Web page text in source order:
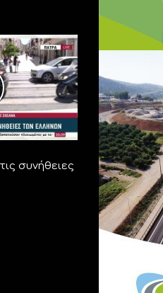
συνήθειες